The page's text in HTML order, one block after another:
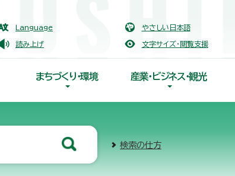
Language やさしい日本語
読み上げ 文字サイズ・閲覧支援
まちづくり・環境 産業・ビジネス・観光
検索の仕方